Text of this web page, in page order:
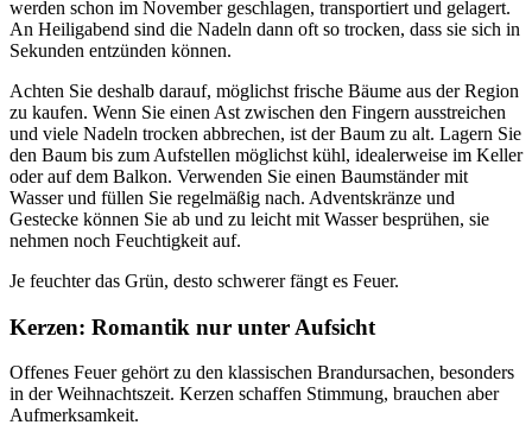
werden schon im November geschlagen, transportiert und gelagert.
An Heiligabend sind die Nadeln dann oft so trocken, dass sie sich in
Sekunden entzünden können.
Achten Sie deshalb darauf, möglichst frische Bäume aus der Region
zu kaufen. Wenn Sie einen Ast zwischen den Fingern ausstreichen
und viele Nadeln trocken abbrechen, ist der Baum zu alt. Lagern Sie
den Baum bis zum Aufstellen möglichst kühl, idealerweise im Keller
oder auf dem Balkon. Verwenden Sie einen Baumständer mit
Wasser und füllen Sie regelmäßig nach. Adventskränze und
Gestecke können Sie ab und zu leicht mit Wasser besprühen, sie
nehmen noch Feuchtigkeit auf.
Je feuchter das Grün, desto schwerer fängt es Feuer.
Kerzen: Romantik nur unter Aufsicht
Offenes Feuer gehört zu den klassischen Brandursachen, besonders
in der Weihnachtszeit. Kerzen schaffen Stimmung, brauchen aber
Aufmerksamkeit.